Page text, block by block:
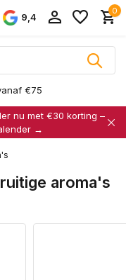
9,4
0
€75
nu met €30 korting –
→
aroma's